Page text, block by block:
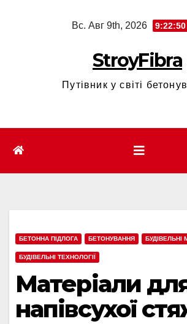
Вс. Авг 9th, 2026 9:22:51
StroyFibra
Путівник у світі
БЕТОННА ПІДЛОГА БЕТОНУВАННЯ БУДІВЕЛЬНІ
БУДІВЕЛЬНІ ТЕХНОЛОГІЇ
Матеріали
напівсухої